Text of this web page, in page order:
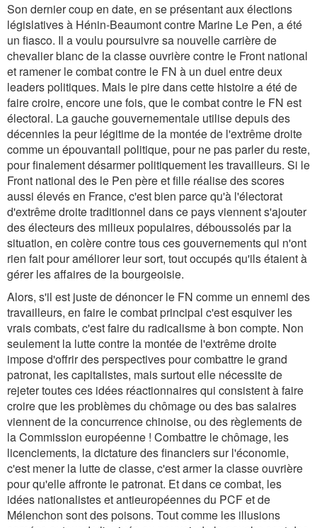
Son dernier coup en date, en se présentant aux élections
législatives à Hénin-Beaumont contre Marine Le Pen, a été
un fiasco. Il a voulu poursuivre sa nouvelle carrière de
chevalier blanc de la classe ouvrière contre le Front national
et ramener le combat contre le FN à un duel entre deux
leaders politiques. Mais le pire dans cette histoire a été de
faire croire, encore une fois, que le combat contre le FN est
électoral. La gauche gouvernementale utilise depuis des
décennies la peur légitime de la montée de l'extrême droite
comme un épouvantail politique, pour ne pas parler du reste,
pour finalement désarmer politiquement les travailleurs. Si le
Front national des le Pen père et fille réalise des scores
aussi élevés en France, c'est bien parce qu'à l'électorat
d'extrême droite traditionnel dans ce pays viennent s'ajouter
des électeurs des milieux populaires, déboussolés par la
situation, en colère contre tous ces gouvernements qui n'ont
rien fait pour améliorer leur sort, tout occupés qu'ils étaient à
gérer les affaires de la bourgeoisie.
Alors, s'il est juste de dénoncer le FN comme un ennemi des
travailleurs, en faire le combat principal c'est esquiver les
vrais combats, c'est faire du radicalisme à bon compte. Non
seulement la lutte contre la montée de l'extrême droite
impose d'offrir des perspectives pour combattre le grand
patronat, les capitalistes, mais surtout elle nécessite de
rejeter toutes ces idées réactionnaires qui consistent à faire
croire que les problèmes du chômage ou des bas salaires
viennent de la concurrence chinoise, ou des règlements de
la Commission européenne ! Combattre le chômage, les
licenciements, la dictature des financiers sur l'économie,
c'est mener la lutte de classe, c'est armer la classe ouvrière
pour qu'elle affronte le patronat. Et dans ce combat, les
idées nationalistes et antieuropéennes du PCF et de
Mélenchon sont des poisons. Tout comme les illusions